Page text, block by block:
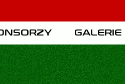
SPONSORSKA
GALERIE